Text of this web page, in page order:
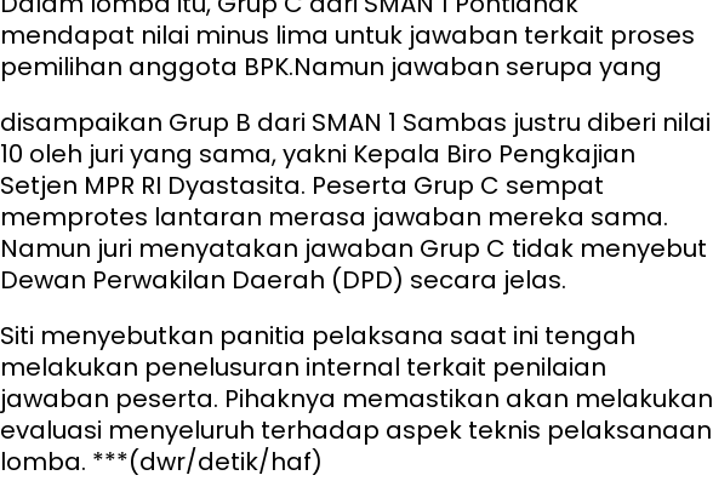
mendapat nilai minus lima untuk jawaban terkait proses
pemilihan anggota BPK.Namun jawaban serupa yang
disampaikan Grup B dari SMAN 1 Sambas justru diberi nilai
10 oleh juri yang sama, yakni Kepala Biro Pengkajian
Setjen MPR RI Dyastasita. Peserta Grup C sempat
memprotes lantaran merasa jawaban mereka sama.
Namun juri menyatakan jawaban Grup C tidak menyebut
Dewan Perwakilan Daerah (DPD) secara jelas.
Siti menyebutkan panitia pelaksana saat ini tengah
melakukan penelusuran internal terkait penilaian
jawaban peserta. Pihaknya memastikan akan melakukan
evaluasi menyeluruh terhadap aspek teknis pelaksanaan
lomba. ***(dwr/detik/haf)